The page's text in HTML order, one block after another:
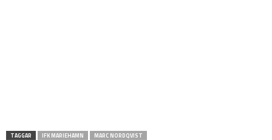
TAGGAR IFK MARIEHAMN MARC NORDQVIST